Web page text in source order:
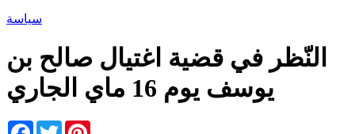
سياسة
النّظر في قضية اغتيال صالح بن
يوسف يوم 16 ماي الجاري
Facebook
Twitter